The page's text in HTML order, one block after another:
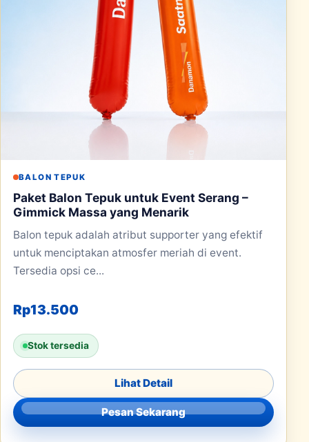
BALON TEPUK
Paket Balon Tepuk untuk Event Serang –
Gimmick Massa yang Menarik
Balon tepuk adalah atribut supporter yang efektif
untuk menciptakan atmosfer meriah di event.
Tersedia opsi ce...
Rp13.500
Stok tersedia
Lihat Detail
Pesan Sekarang